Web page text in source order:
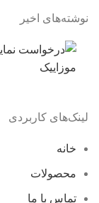
نوشته‌های اخیر
لینک‌های کاربردی
خانه
محصولات
تماس با ما